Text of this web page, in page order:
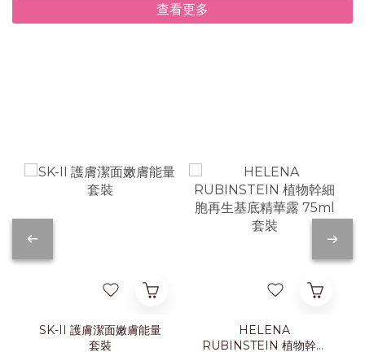
查看更多
SK-II 護膚潔面嫩膚能量
套裝
HELENA
RUBINSTEIN 植物幹細